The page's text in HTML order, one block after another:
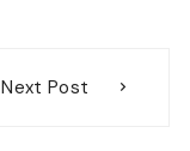
Next Post